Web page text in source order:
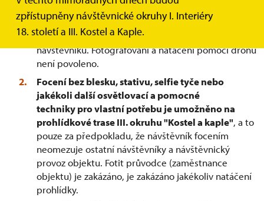
zpřístupněny návštěvnické okruhy I. Interiéry
18. století a III. Kostel a Kaple.
zámku Mnichovo Hradiště
je návštěvníkům
umožněno focení a natáčení pro vlastní potřebu
s respektem a ochranou soukromí ostatních
návštěvníků. Fotografování a natáčení pomocí dronu
není povoleno.
Focení bez blesku, stativu, selfie tyče nebo
jakékoli další osvětlovací a pomocné
techniky pro vlastní potřebu je umožněno na
prohlídkové trase III. okruhu "Kostel a kaple", a to
pouze za předpokladu, že návštěvník focením
neomezuje ostatní návštěvníky a návštěvnický
provoz objektu. Fotit průvodce (zaměstnance
objektu) je zakázáno, je zakázáno jakékoliv natáčení
prohlídky.